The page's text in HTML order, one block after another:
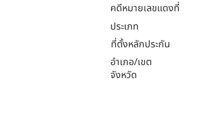
คดีหมายเลขแดงที่
ประเภท
ที่ตั้งหลักประกัน
อำเภอ/เขต
จังหวัด